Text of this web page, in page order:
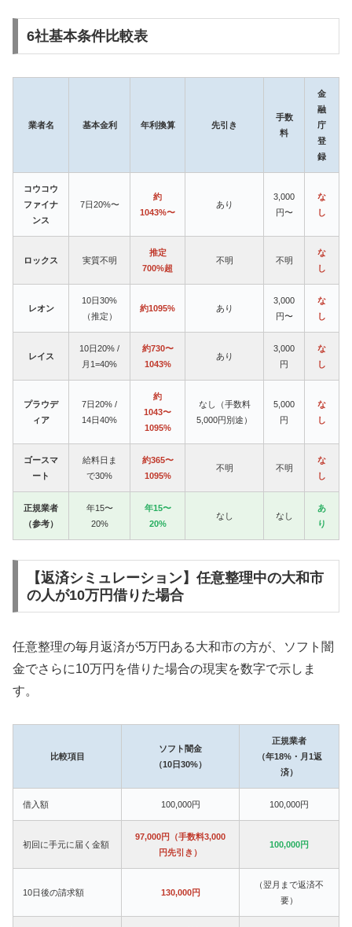
6社基本条件比較表
業者名 基本金利 年利換算 先引き
手数
料
金
融
庁
登
録
コウコウ
ファイナ
ンス
7日20%〜
約
1043%〜
あり
3,000
円〜
な
し
ロックス 実質不明
推定
700%超
不明 不明
な
し
レオン
10日30%
（推定）
約1095% あり
3,000
円〜
な
し
レイス
10日20% /
月1=40%
約730〜
1043%
あり
3,000
円
な
し
プラウデ
ィア
7日20% /
14日40%
約
1043〜
1095%
なし（手数料
5,000円別途）
5,000
円
な
し
ゴースマ
ート
給料日ま
で30%
約365〜
1095%
不明 不明
な
し
正規業者
（参考）
年15〜
20%
年15〜
20%
なし なし
あ
り
【返済シミュレーション】任意整理中の大和市
の人が10万円借りた場合
任意整理の毎月返済が5万円ある大和市の方が、ソフト闇
金でさらに10万円を借りた場合の現実を数字で示しま
す。
比較項目
ソフト闇金
（10日30%）
正規業者
（年18%・月1返
済）
借入額 100,000円 100,000円
初回に手元に届く金額
97,000円（手数料3,000
円先引き）
100,000円
10日後の請求額 130,000円
（翌月まで返済不
要）